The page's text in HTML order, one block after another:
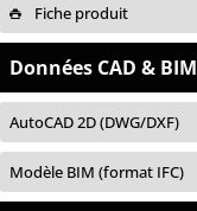
Fiche produit
Données CAD & BIM
AutoCAD 2D (DWG/DXF)
Modèle BIM (format IFC)